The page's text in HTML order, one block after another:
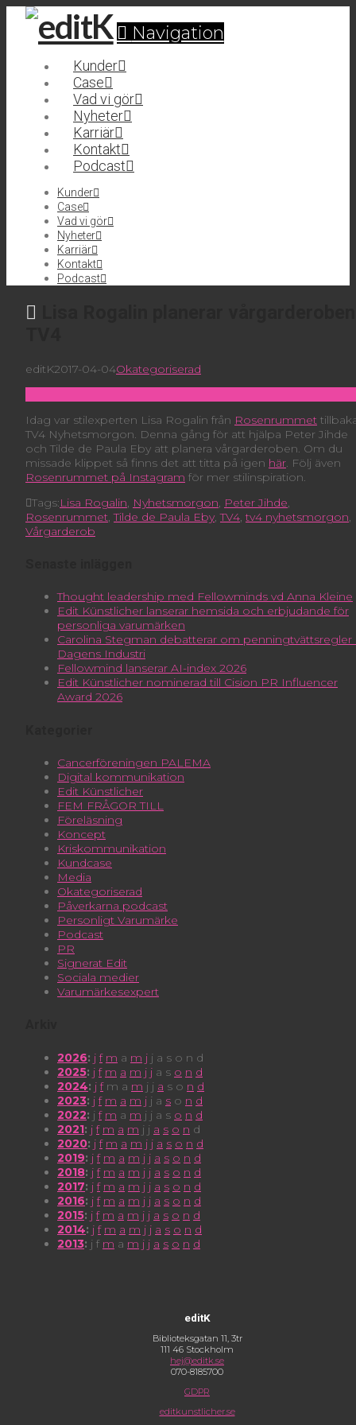
Navigation
Kunder
Case
Vad vi gör
Nyheter
Karriär
Kontakt
Podcast
Kunder
Case
Vad vi gör
Nyheter
Karriär
Kontakt
Podcast
editK2017-04-04Okategoriserad
Idag var stilexperten Lisa Rogalin från Rosenrummet
TV4 Nyhetsmorgon. Denna gång för att hjälpa Peter Jihde
och Tilde de Paula Eby att planera vårgarderoben. Om du
missade klippet så finns det att titta på igen här . Följ även
Rosenrummet på Instagram för mer stilinspiration.
Tags:Lisa Rogalin Nyhetsmorgon Peter Jihde
Rosenrummet ,Tilde de Paula Eby ,TV4 tv4 nyhetsmorgon
Vårgarderob
Thought leadership med Fellowminds vd Anna Kleine
Edit Künstlicher lanserar hemsida och erbjudande för
personliga varumärken
Carolina Stegman debatterar om penningtvättsregler
Dagens Industri
Fellowmind lanserar AI-index 2026
Edit Künstlicher nominerad till Cision PR Influencer
Award 2026
Cancerföreningen PALEMA
Digital kommunikation
Edit Künstlicher
FEM FRÅGOR TILL
Föreläsning
Koncept
Kriskommunikation
Kundcase
Media
Okategoriserad
Påverkarna podcast
Personligt Varumärke
Podcast
PR
Signerat Edit
Sociala medier
Varumärkesexpert
2026: j f m a m j j a s o n d
2025: j f m a m j j a s o n d
2024: j f m a m j j a s o n d
2023: j f m a m j j a s o n d
2022: j f m a m j j a s o n d
2021: j f m a m j j a s o n d
2020: j f m a m j j a s o n d
2019: j f m a m j j a s o n d
2018: j f m a m j j a s o n d
2017: j f m a m j j a s o n d
2016: j f m a m j j a s o n d
2015: j f m a m j j a s o n d
2014: j f m a m j j a s o n d
2013: j f m a m j j a s o n d
editK
Biblioteksgatan 11, 3tr
111 46 Stockholm
hej@editk.se
070-8185700
GDPR
editkunstlicher.se